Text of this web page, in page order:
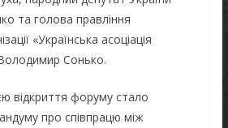
та голова правління
«Українська асоціація
Сонько.
відкриття форуму стало
про співпрацю між